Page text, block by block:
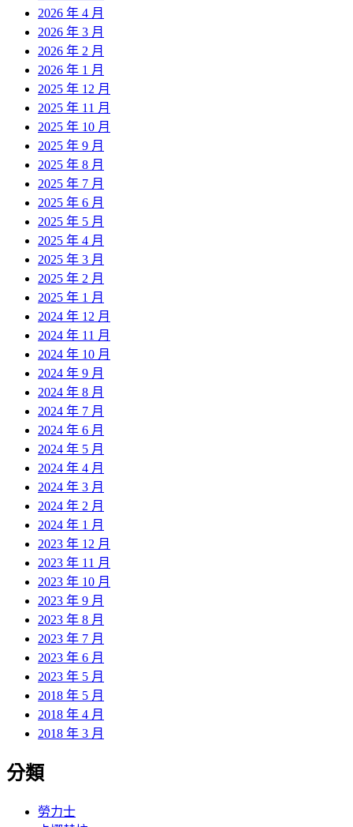
2026 年 4 月
2026 年 3 月
2026 年 2 月
2026 年 1 月
2025 年 12 月
2025 年 11 月
2025 年 10 月
2025 年 9 月
2025 年 8 月
2025 年 7 月
2025 年 6 月
2025 年 5 月
2025 年 4 月
2025 年 3 月
2025 年 2 月
2025 年 1 月
2024 年 12 月
2024 年 11 月
2024 年 10 月
2024 年 9 月
2024 年 8 月
2024 年 7 月
2024 年 6 月
2024 年 5 月
2024 年 4 月
2024 年 3 月
2024 年 2 月
2024 年 1 月
2023 年 12 月
2023 年 11 月
2023 年 10 月
2023 年 9 月
2023 年 8 月
2023 年 7 月
2023 年 6 月
2023 年 5 月
2018 年 5 月
2018 年 4 月
2018 年 3 月
分類
勞力士